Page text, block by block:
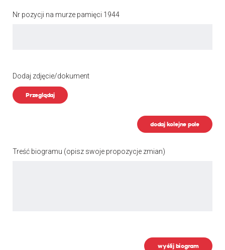
Nr pozycji na murze pamięci 1944
Dodaj zdjęcie/dokument
Przeglądaj
dodaj kolejne pole
Treść biogramu (opisz swoje propozycje zmian)
wyślij biogram